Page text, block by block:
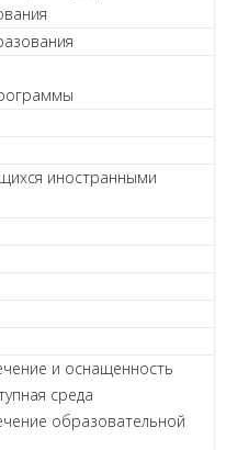
иностранными
и оснащенность
среда
образовательной